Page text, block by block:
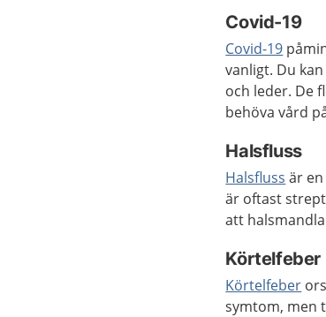
Covid-19
Covid-19
vanligt. Du
och leder. De
behöva vård
Halsfluss
Halsfluss är
är oftast
att
Körtelfeber
Körtelfeber
symtom, men